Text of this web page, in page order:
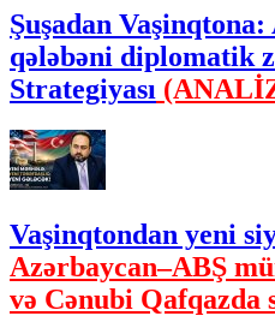
Şuşadan
qələbəni diplomatik
Strategiyası
Vaşinqtondan yeni
Azərbaycan–ABŞ
və Cənubi Qafqazda